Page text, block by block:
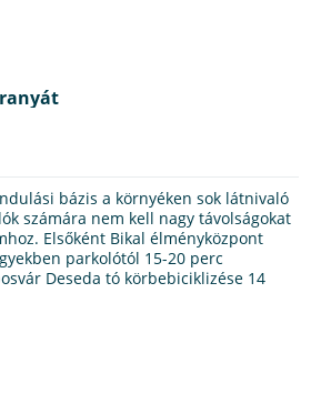
bázis a környéken sok látnivaló
számára nem kell nagy távolságokat
Elsőként Bikal élményközpont
parkolótól 15-20 perc
Deseda tó körbebiciklizése 14